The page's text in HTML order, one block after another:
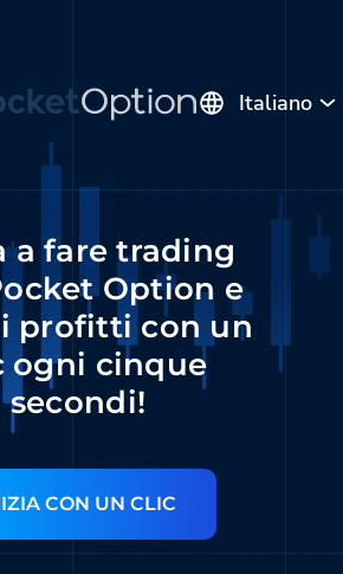
Italiano
Indonesia
Français
ไทย
Deutsch
Tiếng Việt
العربية
Melayu
中文
Türkçe
日本語
한국어
فارسی
Română
a fare trading
Option e
profitti con un
ogni cinque
secondi!
CON UN CLIC